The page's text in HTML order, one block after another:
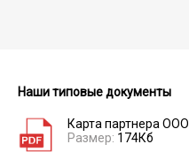
Наши типовые документы
Карта партнера ООО
Размер: 174Кб